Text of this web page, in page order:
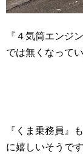
『４気筒エンジ
では無くなって
『くま乗務員』
に嬉しいそうです